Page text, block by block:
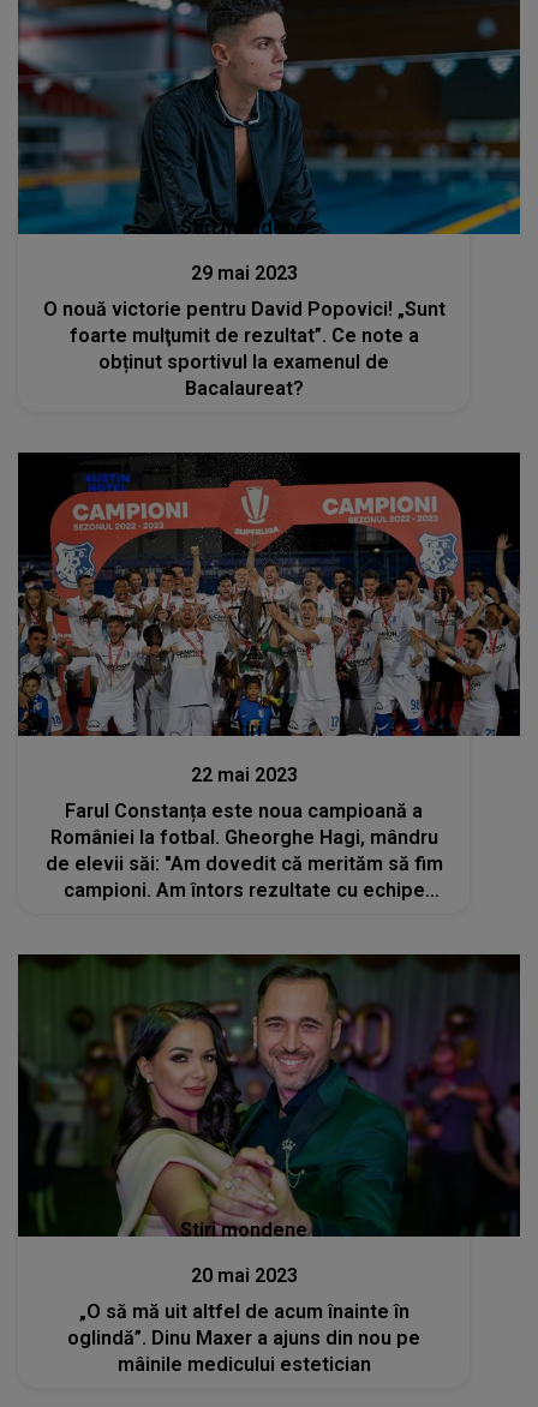
Stiri mondene
29 mai 2023
O nouă victorie pentru David Popovici! „Sunt
foarte mulţumit de rezultat”. Ce note a
obținut sportivul la examenul de
Bacalaureat?
Stiri
22 mai 2023
Farul Constanța este noua campioană a
României la fotbal. Gheorghe Hagi, mândru
de elevii săi: "Am dovedit că merităm să fim
campioni. Am întors rezultate cu echipe
Stiri mondene
20 mai 2023
„O să mă uit altfel de acum înainte în
oglindă”. Dinu Maxer a ajuns din nou pe
mâinile medicului estetician